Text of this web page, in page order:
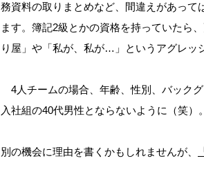
務資料の取りまとめなど、間違えがあって
ます。簿記2級とかの資格を持っていたら
り屋」や「私が、私が…」というアグレッ
4人チームの場合、年齢、性別、バック
入社組の40代男性とならないように（笑）。
別の機会に理由を書くかもしれませんが、